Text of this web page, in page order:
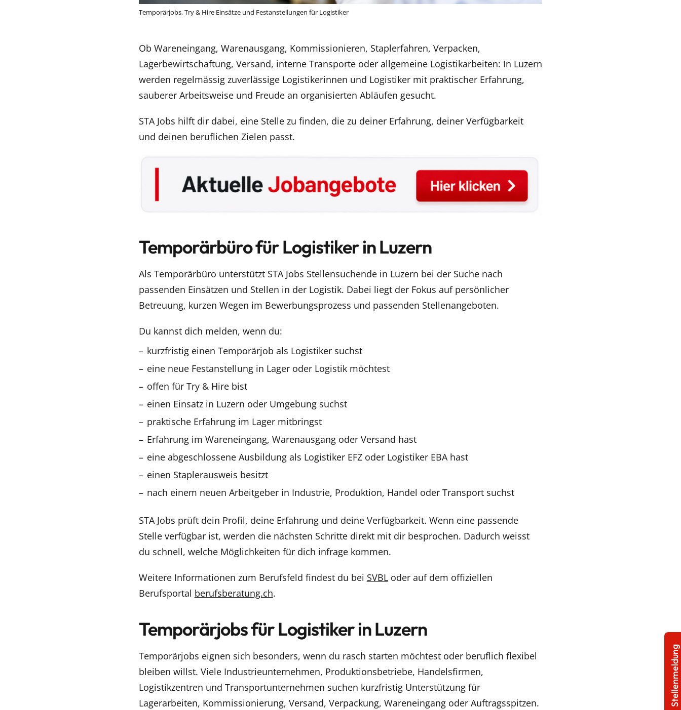
Temporärjobs, Try & Hire Einsätze und Festanstellungen für Logistiker
Ob Wareneingang, Warenausgang, Kommissionieren, Staplerfahren, Verpacken,
Lagerbewirtschaftung, Versand, interne Transporte oder allgemeine Logistikarbeiten: In Luzern
werden regelmässig zuverlässige Logistikerinnen und Logistiker mit praktischer Erfahrung,
sauberer Arbeitsweise und Freude an organisierten Abläufen gesucht.
STA Jobs hilft dir dabei, eine Stelle zu finden, die zu deiner Erfahrung, deiner Verfügbarkeit
und deinen beruflichen Zielen passt.
Temporärbüro für Logistiker in Luzern
Als Temporärbüro unterstützt STA Jobs Stellensuchende in Luzern bei der Suche nach
passenden Einsätzen und Stellen in der Logistik. Dabei liegt der Fokus auf persönlicher
Betreuung, kurzen Wegen im Bewerbungsprozess und passenden Stellenangeboten.
Du kannst dich melden, wenn du:
kurzfristig einen Temporärjob als Logistiker suchst
eine neue Festanstellung in Lager oder Logistik möchtest
offen für Try & Hire bist
einen Einsatz in Luzern oder Umgebung suchst
praktische Erfahrung im Lager mitbringst
Erfahrung im Wareneingang, Warenausgang oder Versand hast
eine abgeschlossene Ausbildung als Logistiker EFZ oder Logistiker EBA hast
einen Staplerausweis besitzt
nach einem neuen Arbeitgeber in Industrie, Produktion, Handel oder Transport suchst
STA Jobs prüft dein Profil, deine Erfahrung und deine Verfügbarkeit. Wenn eine passende
Stelle verfügbar ist, werden die nächsten Schritte direkt mit dir besprochen. Dadurch weisst
du schnell, welche Möglichkeiten für dich infrage kommen.
Weitere Informationen zum Berufsfeld findest du bei SVBLoder auf dem offiziellen
Berufsportal berufsberatung.ch.
Temporärjobs für Logistiker in Luzern
Temporärjobs eignen sich besonders, wenn du rasch starten möchtest oder beruflich flexibel
bleiben willst. Viele Industrieunternehmen, Produktionsbetriebe, Handelsfirmen,
Logistikzentren und Transportunternehmen suchen kurzfristig Unterstützung für
Lagerarbeiten, Kommissionierung, Versand, Verpackung, Wareneingang oder Auftragsspitzen.
Stellenmeldung